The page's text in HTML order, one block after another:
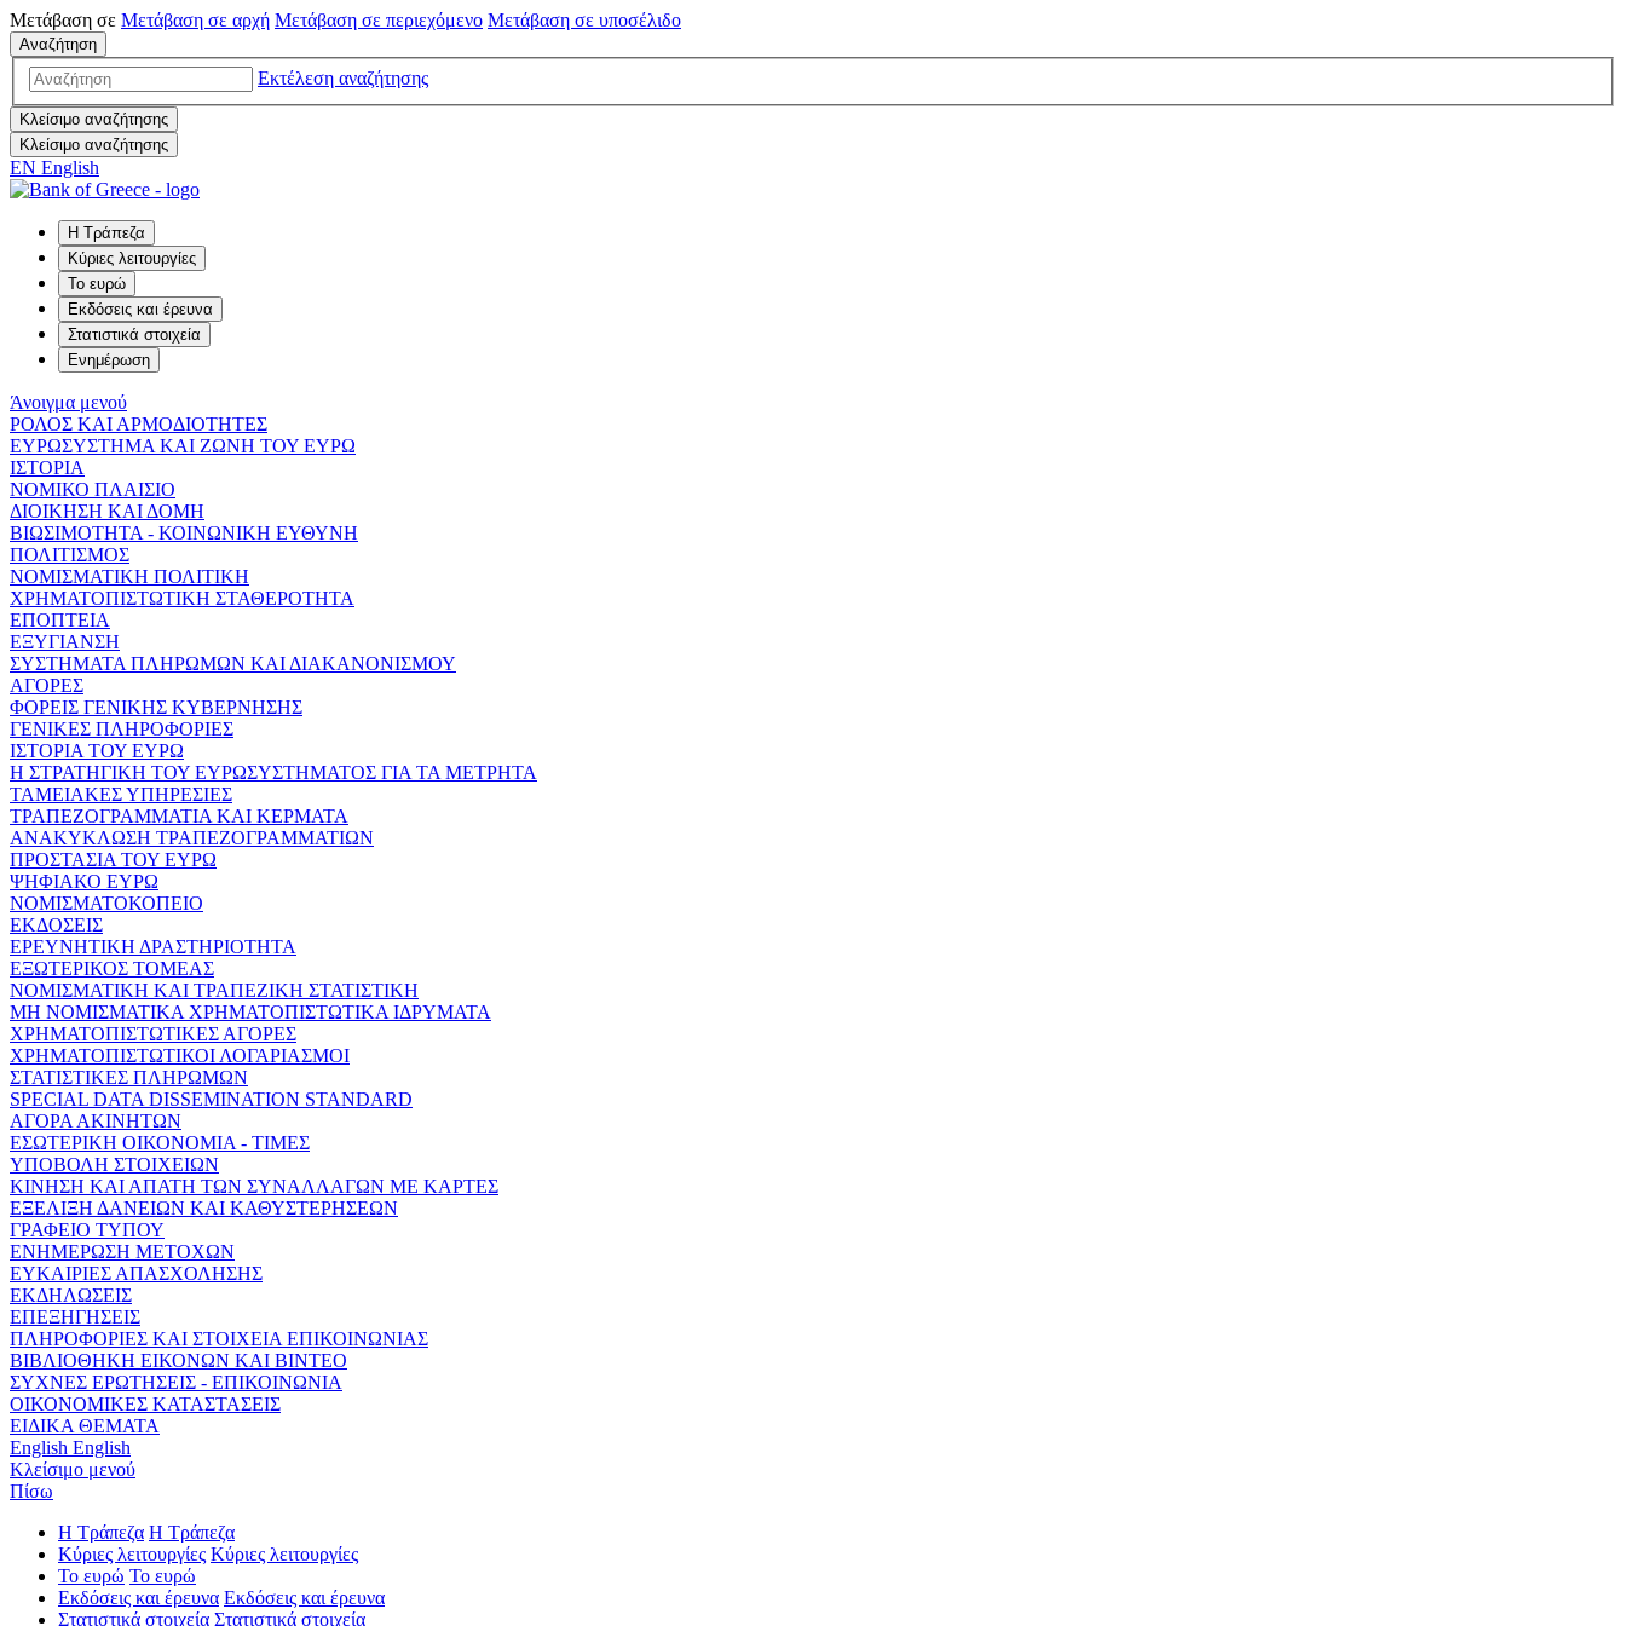
Μετάβαση σε Μετάβαση σε αρχή Μετάβαση σε περιεχόμενο Μετάβαση σε υποσέλιδο
Αναζήτηση
Εκτέλεση αναζήτησης
Κλείσιμο αναζήτησης
Κλείσιμο αναζήτησης
EN English
Η Τράπεζα
Κύριες λειτουργίες
Το ευρώ
Εκδόσεις και έρευνα
Στατιστικά στοιχεία
Ενημέρωση
Άνοιγμα μενού
ΡΟΛΟΣ ΚΑΙ ΑΡΜΟΔΙΟΤΗΤΕΣ
ΕΥΡΩΣΥΣΤΗΜΑ ΚΑΙ ΖΩΝΗ ΤΟΥ ΕΥΡΩ
ΙΣΤΟΡΙΑ
ΝΟΜΙΚΟ ΠΛΑΙΣΙΟ
ΔΙΟΙΚΗΣΗ ΚΑΙ ΔΟΜΗ
ΒΙΩΣΙΜΟΤΗΤΑ - ΚΟΙΝΩΝΙΚΗ ΕΥΘΥΝΗ
ΠΟΛΙΤΙΣΜΟΣ
ΝΟΜΙΣΜΑΤΙΚΗ ΠΟΛΙΤΙΚΗ
ΧΡΗΜΑΤΟΠΙΣΤΩΤΙΚΗ ΣΤΑΘΕΡΟΤΗΤΑ
ΕΠΟΠΤΕΙΑ
ΕΞΥΓΙΑΝΣΗ
ΣΥΣΤΗΜΑΤΑ ΠΛΗΡΩΜΩΝ ΚΑΙ ΔΙΑΚΑΝΟΝΙΣΜΟΥ
ΑΓΟΡΕΣ
ΦΟΡΕΙΣ ΓΕΝΙΚΗΣ ΚΥΒΕΡΝΗΣΗΣ
ΓΕΝΙΚΕΣ ΠΛΗΡΟΦΟΡΙΕΣ
ΙΣΤΟΡΙΑ ΤΟΥ ΕΥΡΩ
Η ΣΤΡΑΤΗΓΙΚΗ ΤΟΥ ΕΥΡΩΣΥΣΤΗΜΑΤΟΣ ΓΙΑ ΤΑ ΜΕΤΡΗΤΑ
ΤΑΜΕΙΑΚΕΣ ΥΠΗΡΕΣΙΕΣ
ΤΡΑΠΕΖΟΓΡΑΜΜΑΤΙΑ ΚΑΙ ΚΕΡΜΑΤΑ
ΑΝΑΚΥΚΛΩΣΗ ΤΡΑΠΕΖΟΓΡΑΜΜΑΤΙΩΝ
ΠΡΟΣΤΑΣΙΑ ΤΟΥ ΕΥΡΩ
ΨΗΦΙΑΚΟ ΕΥΡΩ
ΝΟΜΙΣΜΑΤΟΚΟΠΕΙΟ
ΕΚΔΟΣΕΙΣ
ΕΡΕΥΝΗΤΙΚΗ ΔΡΑΣΤΗΡΙΟΤΗΤΑ
ΕΞΩΤΕΡΙΚΟΣ ΤΟΜΕΑΣ
ΝΟΜΙΣΜΑΤΙΚΗ ΚΑΙ ΤΡΑΠΕΖΙΚΗ ΣΤΑΤΙΣΤΙΚΗ
ΜΗ ΝΟΜΙΣΜΑΤΙΚΑ ΧΡΗΜΑΤΟΠΙΣΤΩΤΙΚΑ ΙΔΡΥΜΑΤΑ
ΧΡΗΜΑΤΟΠΙΣΤΩΤΙΚΕΣ ΑΓΟΡΕΣ
ΧΡΗΜΑΤΟΠΙΣΤΩΤΙΚΟΙ ΛΟΓΑΡΙΑΣΜΟΙ
ΣΤΑΤΙΣΤΙΚΕΣ ΠΛΗΡΩΜΩΝ
SPECIAL DATA DISSEMINATION STANDARD
ΑΓΟΡΑ ΑΚΙΝΗΤΩΝ
ΕΣΩΤΕΡΙΚΗ ΟΙΚΟΝΟΜΙΑ - ΤΙΜΕΣ
ΥΠΟΒΟΛΗ ΣΤΟΙΧΕΙΩΝ
ΚΙΝΗΣΗ ΚΑΙ ΑΠΑΤΗ ΤΩΝ ΣΥΝΑΛΛΑΓΩΝ ΜΕ ΚΑΡΤΕΣ
ΕΞΕΛΙΞΗ ΔΑΝΕΙΩΝ ΚΑΙ ΚΑΘΥΣΤΕΡΗΣΕΩΝ
ΓΡΑΦΕΙΟ ΤΥΠΟΥ
ΕΝΗΜΕΡΩΣΗ ΜΕΤΟΧΩΝ
ΕΥΚΑΙΡΙΕΣ ΑΠΑΣΧΟΛΗΣΗΣ
ΕΚΔΗΛΩΣΕΙΣ
ΕΠΕΞΗΓΗΣΕΙΣ
ΠΛΗΡΟΦΟΡΙΕΣ ΚΑΙ ΣΤΟΙΧΕΙΑ ΕΠΙΚΟΙΝΩΝΙΑΣ
ΒΙΒΛΙΟΘΗΚΗ ΕΙΚΟΝΩΝ ΚΑΙ ΒΙΝΤΕΟ
ΣΥΧΝΕΣ ΕΡΩΤΗΣΕΙΣ - ΕΠΙΚΟΙΝΩΝΙΑ
ΟΙΚΟΝΟΜΙΚΕΣ ΚΑΤΑΣΤΑΣΕΙΣ
ΕΙΔΙΚΑ ΘΕΜΑΤΑ
English English
Κλείσιμο μενού
Πίσω
Η Τράπεζα Η Τράπεζα
Κύριες λειτουργίες Κύριες λειτουργίες
Το ευρώ Το ευρώ
Εκδόσεις και έρευνα Εκδόσεις και έρευνα
Στατιστικά στοιχεία Στατιστικά στοιχεία